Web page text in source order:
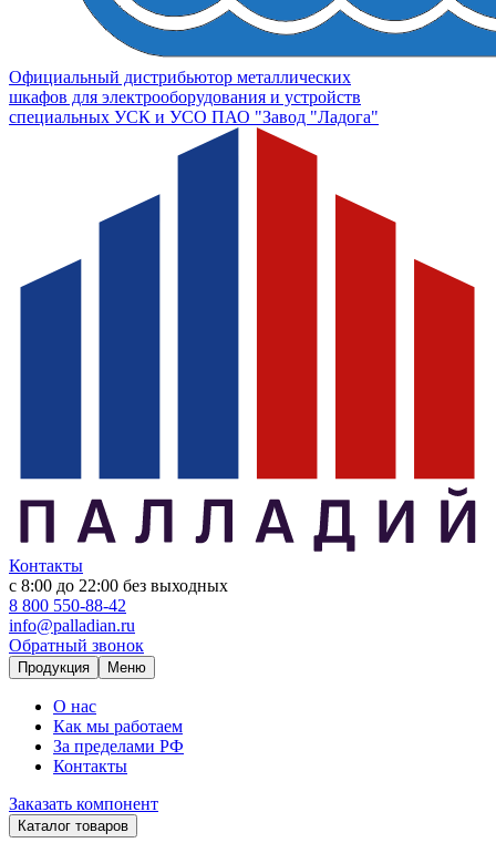
Официальный дистрибьютор металлических
шкафов для электрооборудования и устройств
специальных УСК и УСО ПАО "Завод "Ладога"
Контакты
с 8:00 до 22:00 без выходных
8 800 550-88-42
info@palladian.ru
Обратный звонок
Продукция Меню
О нас
Как мы работаем
За пределами РФ
Контакты
Заказать компонент
Каталог товаров